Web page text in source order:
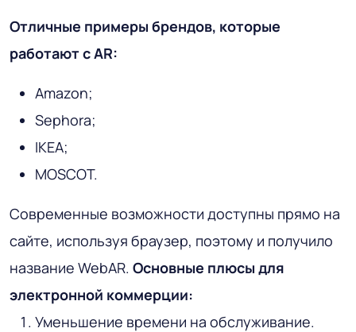
Отличные примеры брендов, которые
работают с AR:
Amazon;
Sephora;
IKEA;
MOSCOT.
Современные возможности доступны прямо на
сайте, используя браузер, поэтому и получило
название WebAR. Основные плюсы для
электронной коммерции:
Уменьшение времени на обслуживание.